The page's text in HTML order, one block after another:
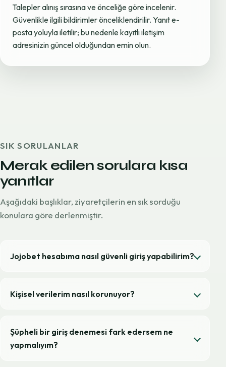
Talepler alınış sırasına ve önceliğe göre incelenir.
Güvenlikle ilgili bildirimler önceliklendirilir. Yanıt e-
posta yoluyla iletilir; bu nedenle kayıtlı iletişim
adresinizin güncel olduğundan emin olun.
SIK SORULANLAR
Merak edilen sorulara kısa
yanıtlar
Aşağıdaki başlıklar, ziyaretçilerin en sık sorduğu
konulara göre derlenmiştir.
Jojobet hesabıma nasıl güvenli giriş yapabilirim?
Kişisel verilerim nasıl korunuyor?
Şüpheli bir giriş denemesi fark edersem ne
yapmalıyım?